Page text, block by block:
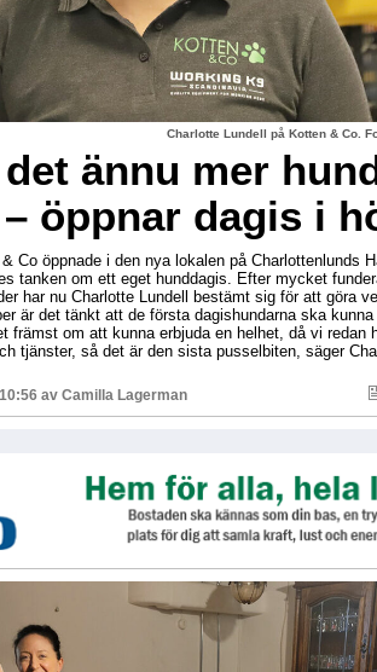
Charlotte Lundell på Kotten & Co.
ännu mer
öppnar dagis i
Co öppnade i den nya lokalen på Charlottenlunds
tanken om ett eget hunddagis. Efter mycket
har nu Charlotte Lundell bestämt sig för att göra
är det tänkt att de första dagishundarna ska
främst om att kunna erbjuda en helhet, då vi redan
tjänster, så det är den sista pusselbiten, säger
av Camilla Lagerman